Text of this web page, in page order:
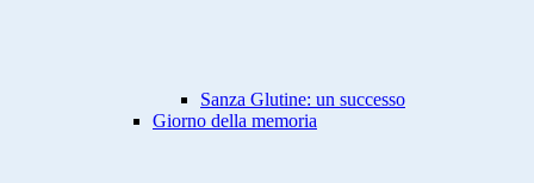
Sanza Glutine: un successo
Giorno della memoria